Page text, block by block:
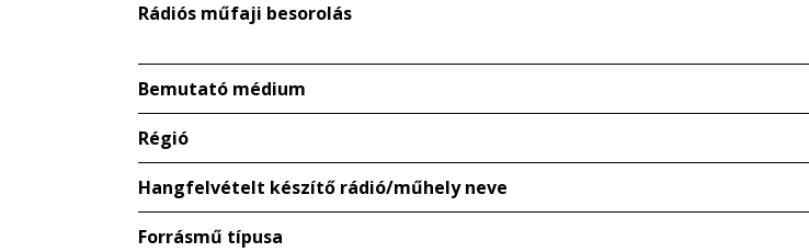
Rádiós műfaji besorolás
Bemutató médium
Régió
Hangfelvételt készítő rádió/műhely neve
Forrásmű típusa